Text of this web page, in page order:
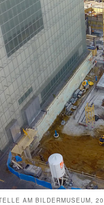
AM BILDERMUSEUM,